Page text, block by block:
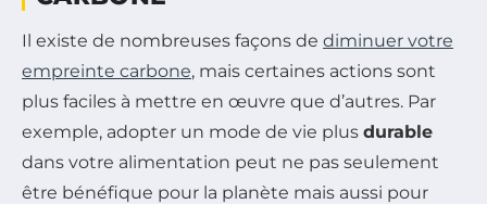
Il existe de nombreuses façons de diminuer votre
empreinte carbone, mais certaines actions sont
plus faciles à mettre en œuvre que d’autres. Par
exemple, adopter un mode de vie plus durable
dans votre alimentation peut ne pas seulement
être bénéfique pour la planète mais aussi pour